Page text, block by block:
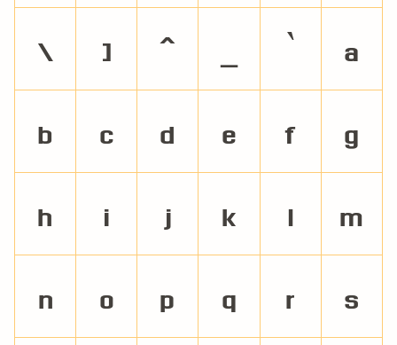
\
] ^ _ `
a
b
c d e f
g
h
i j k l
m
n
o p q r
s